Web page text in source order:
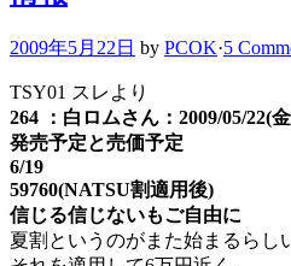
2009年5月22日 by PCOK·5
TSY01 スレより
264 ：白ロムさん：2009/05/22(
発売予定と売価予定
6/19
59760(NATSU割適用後)
信じる信じないもご自由に
夏割というのがまた始まるらし